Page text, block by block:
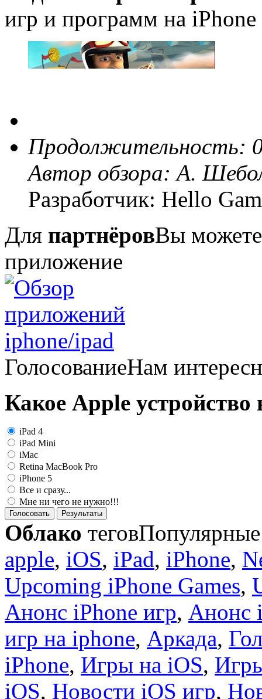
игр и программ на
Продолжительность:
Автор обзора:А.
Разработчик: Hello
Для партнёровВы можете
приложение
ГолосованиеНам
Какое Apple устройство
iPad 4
iPad Mini
iMac
Retina MacBook Pro
iPhone 5
Все и сразу...
Мне ни чего не нужно!!!
Голосовать Результаты
Облако теговПопулярные
apple, iOS, iPad, iPhone,
Upcoming iPhone Games,
Анонс iPhone игр, Анонс
игр на iphone, Аркада,
iPhone, Игры на iOS,
iOS, Новости iOS игр,